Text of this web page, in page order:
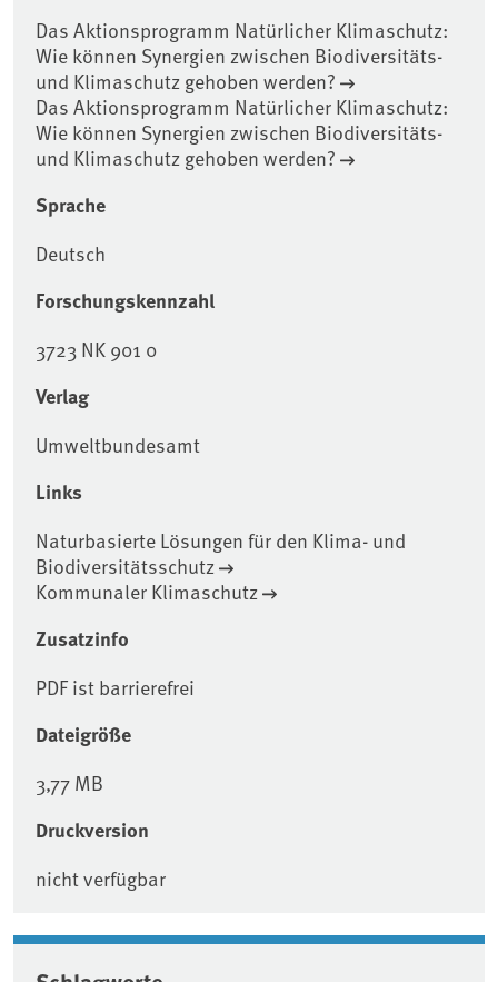
Das Aktionsprogramm Natürlicher Klimaschutz:
Wie können Synergien zwischen Biodiversitäts-
und Klimaschutz gehoben werden?
Das Aktionsprogramm Natürlicher Klimaschutz:
Wie können Synergien zwischen Biodiversitäts-
und Klimaschutz gehoben werden?
Sprache
Deutsch
Forschungskennzahl
3723 NK 901 0
Verlag
Umweltbundesamt
Links
Naturbasierte Lösungen für den Klima- und
Biodiversitätsschutz
Kommunaler Klimaschutz
Zusatzinfo
PDF ist barrierefrei
Dateigröße
3,77 MB
Druckversion
nicht verfügbar